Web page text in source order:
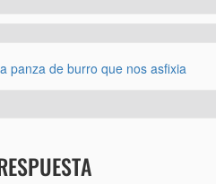
panza de burro que nos asfixia